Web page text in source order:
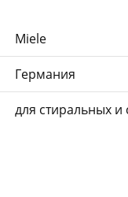
Miele
Германия
для стиральных